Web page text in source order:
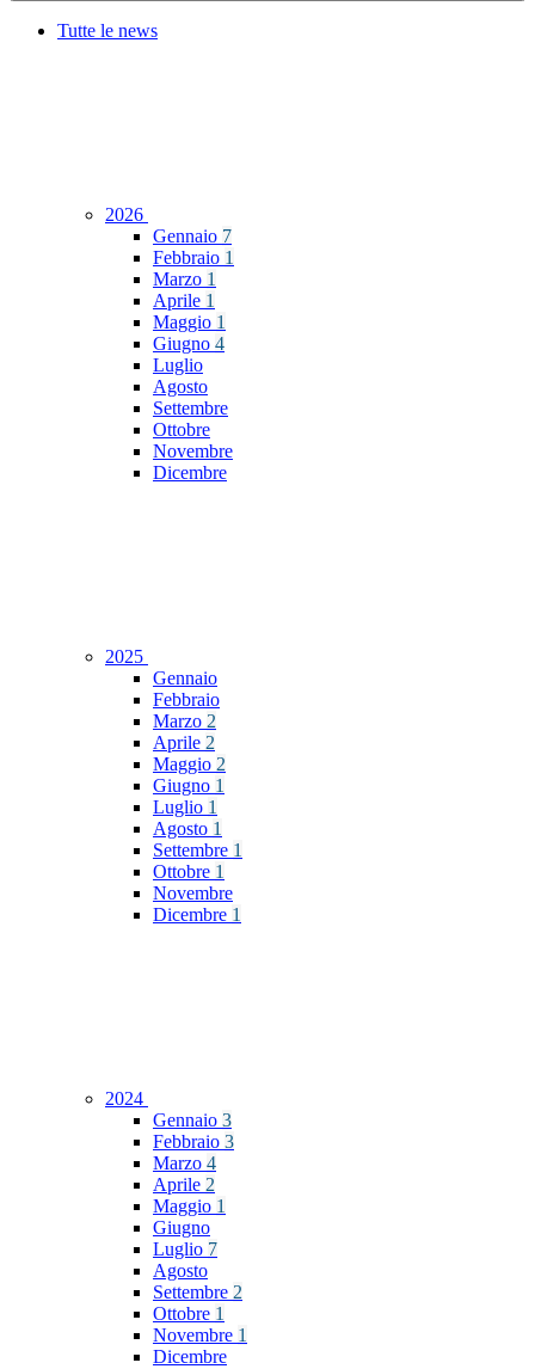
Tutte le news
2026
Gennaio 7
Febbraio 1
Marzo 1
Aprile 1
Maggio 1
Giugno 4
Luglio
Agosto
Settembre
Ottobre
Novembre
Dicembre
2025
Gennaio
Febbraio
Marzo 2
Aprile 2
Maggio 2
Giugno 1
Luglio 1
Agosto 1
Settembre 1
Ottobre 1
Novembre
Dicembre 1
2024
Gennaio 3
Febbraio 3
Marzo 4
Aprile 2
Maggio 1
Giugno
Luglio 7
Agosto
Settembre 2
Ottobre 1
Novembre 1
Dicembre